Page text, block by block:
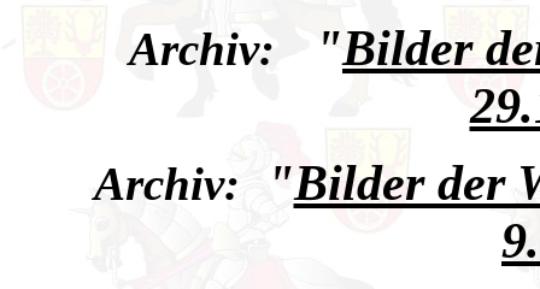
Archiv: "Bilder
Archiv: "Bilder der